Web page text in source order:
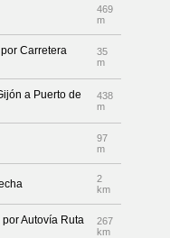
469
m
Carretera
35
m
a Puerto de
438
m
97
m
2
km
Autovía Ruta
267
km